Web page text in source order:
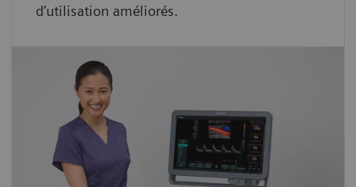
d’utilisation améliorés.